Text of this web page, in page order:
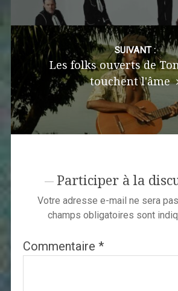
SUIVANT :
Les folks ouverts de
touchent l'âme
Participer à la
Votre adresse e-mail ne sera
champs obligatoires sont
Commentaire *